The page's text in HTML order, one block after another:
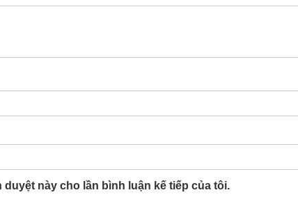
này cho lần bình luận kế tiếp của tôi.